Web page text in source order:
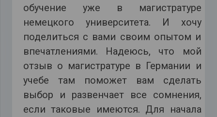
обучение уже в магистратуре
немецкого университета. И хочу
поделиться с вами своим опытом и
впечатлениями. Надеюсь, что мой
отзыв о магистратуре в Германии и
учебе там поможет вам сделать
выбор и развенчает все сомнения,
если таковые имеются. Для начала